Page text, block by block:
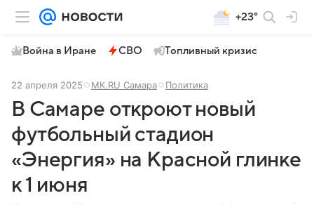
+23°
Война в Иране СВО Топливный кризис
22 апреля 2025 МК.RU Самара Политика
В Самаре откроют новый
футбольный стадион
«Энергия» на Красной глинке
к 1 июня